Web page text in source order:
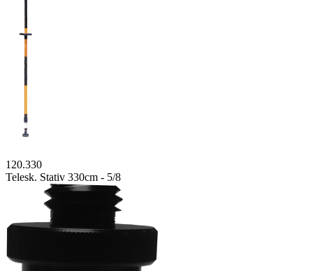
120.330
Telesk. Stativ 330cm - 5/8